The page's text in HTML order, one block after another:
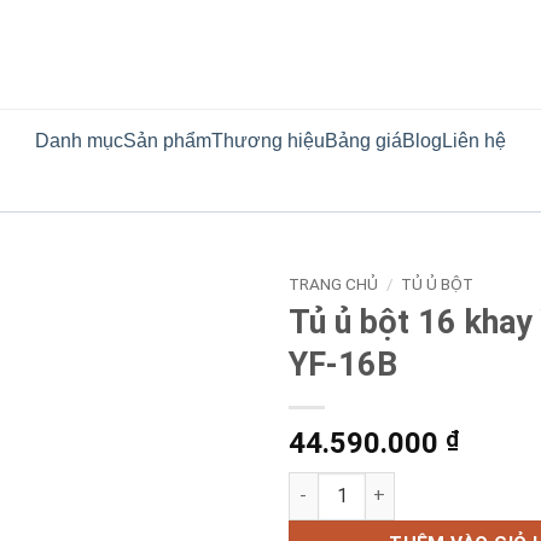
Danh mụcSản phẩmThương hiệuBảng giáBlog Liên hệ
TRANG CHỦ / TỦ Ủ BỘT
Tủ ủ bột 16 khay
YF-16B
44.590.000 ₫
Tủ ủ bột 16 khay Yuefeng